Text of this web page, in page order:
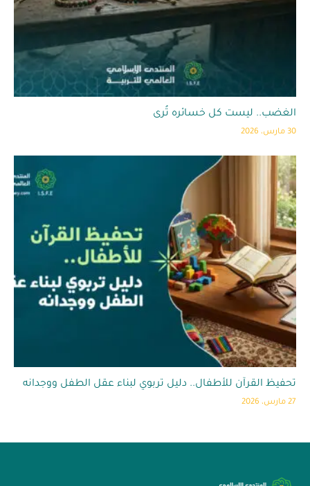
الغضب.. ليست كل خسائره تُرى
30 مارس، 2026
تحفيظ القرآن للأطفال.. دليل تربوي لبناء عقل الطفل ووجدانه
27 مارس، 2026